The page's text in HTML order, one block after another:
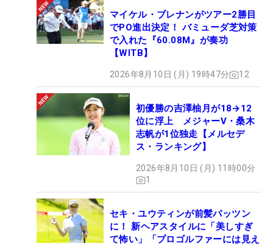
マイケル・ブレナンがツアー2勝目
でPO進出決定！ バミューダ芝対策
で入れた『60.08M』が奏功
【WITB】
2026年8月10日 (月) 19時47分 12
初優勝の吉澤柚月が18→12
位に浮上 メジャーV・桑木
志帆が1位独走【メルセデ
ス・ランキング】
2026年8月10日 (月) 11時00分
1
セキ・ユウティンが前髪パッツン
に！ 新ヘアスタイルに「美しすぎ
て怖い」「プロゴルファーには見え